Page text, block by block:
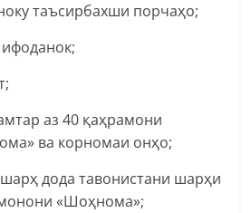
таъсирбахши порчаҳо;
аз 40 қаҳрамони
ва корномаи онҳо;
дода тавонистани шарҳи
«Шоҳнома»;